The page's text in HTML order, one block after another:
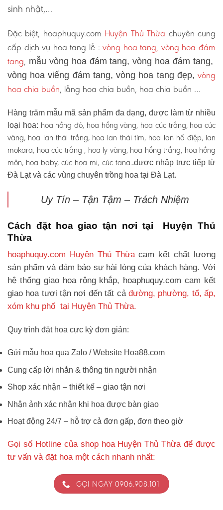
sinh nhật,…
Đặc biệt, hoaphuquy.com Huyện Thủ Thừa chuyên cung
cấp dịch vụ hoa tang lễ :vòng hoa tang, vòng hoa đám
tang, mẫu vòng hoa đám tang, vòng hoa đám tang,
vòng hoa viếng đám tang, vòng hoa tang đẹp, vòng
hoa chia buồn, lẵng hoa chia buồn, hoa chia buồn …
Hàng trăm mẫu mã sản phẩm đa dạng, được làm từ nhiều
loại hoa: hoa hồng đỏ, hoa hồng vàng, hoa cúc trắng, hoa cúc
vàng, hoa lan thái trắng, hoa lan thái tím, hoa lan hồ điệp, lan
mokara, hoa cúc trắng , hoa ly vàng, hoa hồng trắng, hoa hồng
môn, hoa baby, cúc họa mi, cúc tana..được nhập trực tiếp từ
Đà Lạt và các vùng chuyên trồng hoa tại Đà Lạt.
Uy Tín – Tận Tậm – Trách Nhiệm
Cách đặt hoa giao tận nơi tại Huyện Thủ
Thừa
hoaphuquy.com Huyện Thủ Thừacam kết chất lượng
sản phẩm và đảm bảo sự hài lòng của khách hàng. Với
hệ thống giao hoa rộng khắp, hoaphuquy.com cam kết
giao hoa tươi tận nơi đến tất cả đường, phường, tổ, ấp,
xóm khu phố tại Huyện Thủ Thừa.
Quy trình đặt hoa cực kỳ đơn giản:
Gửi mẫu hoa qua Zalo / Website Hoa88.com
Cung cấp lời nhắn & thông tin người nhận
Shop xác nhận – thiết kế – giao tận nơi
Nhận ảnh xác nhận khi hoa được bàn giao
Hoạt động 24/7 – hỗ trợ cả đơn gấp, đơn theo giờ
Gọi số Hotline của shop hoa Huyện Thủ Thừa để được
tư vấn và đặt hoa một cách nhanh nhất:
GỌI NGAY 0906.908.101